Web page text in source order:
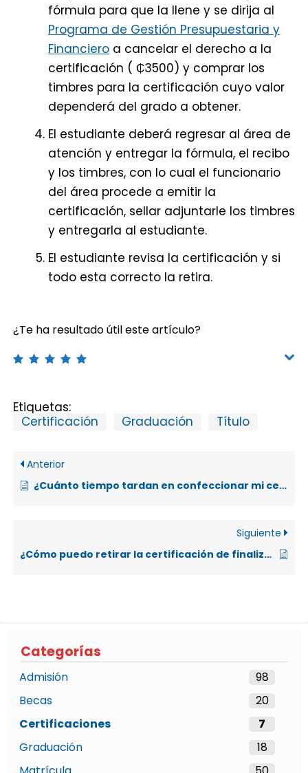
Categorías
Admisión
98
Becas
20
Certificaciones
7
Graduación
18
fórmula para que la llene y se dirija al
Programa de Gestión Presupuestaria y
Financiero a cancelar el derecho a la
certificación ( ₵3500) y comprar los
timbres para la certificación cuyo valor
dependerá del grado a obtener.
El estudiante deberá regresar al área de
atención y entregar la fórmula, el recibo
y los timbres, con lo cual el funcionario
del área procede a emitir la
certificación, sellar adjuntarle los timbres
y entregarla al estudiante.
El estudiante revisa la certificación y si
todo esta correcto la retira.
¿Te ha resultado útil este artículo?
Etiquetas:
Certificación
Graduación Título
Anterior
¿Cuánto tiempo tardan en confeccionar mi certificación de título?
Siguiente
¿Cómo puedo retirar la certificación de finalización de plan de estudios?